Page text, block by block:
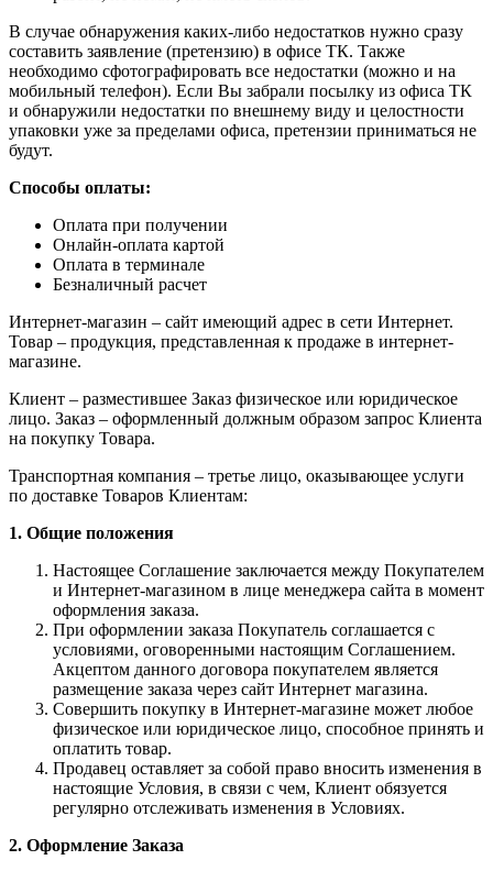
В случае обнаружения каких-либо недостатков нужно сразу
составить заявление (претензию) в офисе ТК. Также
необходимо сфотографировать все недостатки (можно и на
мобильный телефон). Если Вы забрали посылку из офиса ТК
и обнаружили недостатки по внешнему виду и целостности
упаковки уже за пределами офиса, претензии приниматься не
будут.
Способы оплаты:
Оплата при получении
Онлайн-оплата картой
Оплата в терминале
Безналичный расчет
Интернет-магазин – сайт имеющий адрес в сети Интернет.
Товар – продукция, представленная к продаже в интернет-
магазине.
Клиент – разместившее Заказ физическое или юридическое
лицо. Заказ – оформленный должным образом запрос Клиента
на покупку Товара.
Транспортная компания – третье лицо, оказывающее услуги
по доставке Товаров Клиентам:
1. Общие положения
Настоящее Соглашение заключается между Покупателем
и Интернет-магазином в лице менеджера сайта в момент
оформления заказа.
При оформлении заказа Покупатель соглашается с
условиями, оговоренными настоящим Соглашением.
Акцептом данного договора покупателем является
размещение заказа через сайт Интернет магазина.
Совершить покупку в Интернет-магазине может любое
физическое или юридическое лицо, способное принять и
оплатить товар.
Продавец оставляет за собой право вносить изменения в
настоящие Условия, в связи с чем, Клиент обязуется
регулярно отслеживать изменения в Условиях.
2. Оформление Заказа